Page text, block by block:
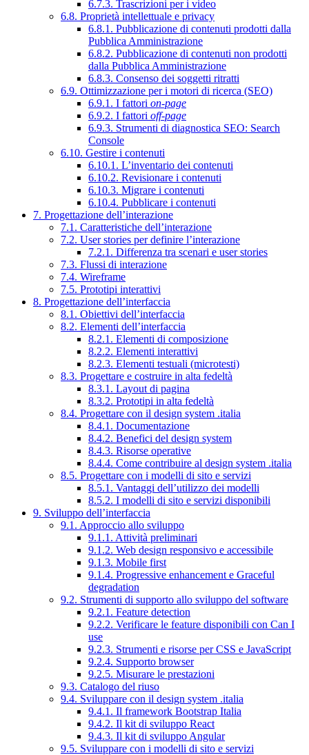
6.7.3. Trascrizioni per i video
6.8. Proprietà intellettuale e privacy
6.8.1. Pubblicazione di contenuti prodotti dalla
Pubblica Amministrazione
6.8.2. Pubblicazione di contenuti non prodotti
dalla Pubblica Amministrazione
6.8.3. Consenso dei soggetti ritratti
6.9. Ottimizzazione per i motori di ricerca (SEO)
6.9.1. I fattori on-page
6.9.2. I fattori off-page
6.9.3. Strumenti di diagnostica SEO: Search
Console
6.10. Gestire i contenuti
6.10.1. L’inventario dei contenuti
6.10.2. Revisionare i contenuti
6.10.3. Migrare i contenuti
6.10.4. Pubblicare i contenuti
7. Progettazione dell’interazione
7.1. Caratteristiche dell’interazione
7.2. User stories per definire l’interazione
7.2.1. Differenza tra scenari e user stories
7.3. Flussi di interazione
7.4. Wireframe
7.5. Prototipi interattivi
8. Progettazione dell’interfaccia
8.1. Obiettivi dell’interfaccia
8.2. Elementi dell’interfaccia
8.2.1. Elementi di composizione
8.2.2. Elementi interattivi
8.2.3. Elementi testuali (microtesti)
8.3. Progettare e costruire in alta fedeltà
8.3.1. Layout di pagina
8.3.2. Prototipi in alta fedeltà
8.4. Progettare con il design system .italia
8.4.1. Documentazione
8.4.2. Benefici del design system
8.4.3. Risorse operative
8.4.4. Come contribuire al design system .italia
8.5. Progettare con i modelli di sito e servizi
8.5.1. Vantaggi dell’utilizzo dei modelli
8.5.2. I modelli di sito e servizi disponibili
9. Sviluppo dell’interfaccia
9.1. Approccio allo sviluppo
9.1.1. Attività preliminari
9.1.2. Web design responsivo e accessibile
9.1.3. Mobile first
9.1.4. Progressive enhancement e Graceful
degradation
9.2. Strumenti di supporto allo sviluppo del software
9.2.1. Feature detection
9.2.2. Verificare le feature disponibili con Can I
use
9.2.3. Strumenti e risorse per CSS e JavaScript
9.2.4. Supporto browser
9.2.5. Misurare le prestazioni
9.3. Catalogo del riuso
9.4. Sviluppare con il design system .italia
9.4.1. Il framework Bootstrap Italia
9.4.2. Il kit di sviluppo React
9.4.3. Il kit di sviluppo Angular
9.5. Sviluppare con i modelli di sito e servizi